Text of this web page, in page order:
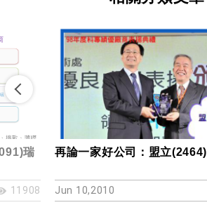
瑞
11908
再論一家好公司：盟立(2464)
Jun 10,2010